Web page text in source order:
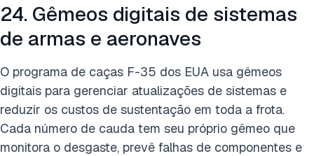
24. Gêmeos digitais de sistemas
de armas e aeronaves
O programa de caças F-35 dos EUA usa gêmeos
digitais para gerenciar atualizações de sistemas e
reduzir os custos de sustentação em toda a frota.
Cada número de cauda tem seu próprio gêmeo que
monitora o desgaste, prevê falhas de componentes e